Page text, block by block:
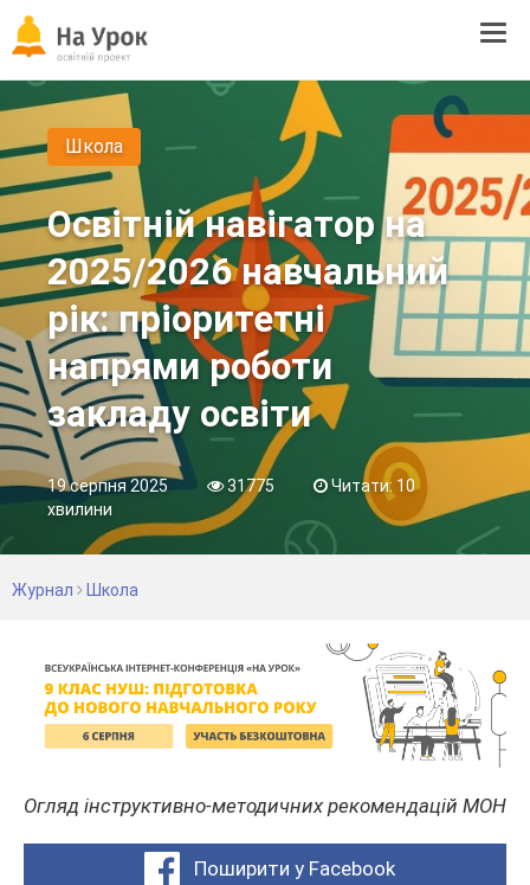
Школа
Освітній навігатор на
2025/2026 навчальний
рік: пріоритетні
напрями роботи
закладу освіти
19 серпня 2025 31775
Читати: 10
хвилини
Журнал Школа
Огляд інструктивно-методичних рекомендацій МОН
Поширити у Facebook